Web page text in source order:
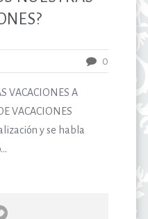
0
VACACIONES A
VACACIONES
y se habla